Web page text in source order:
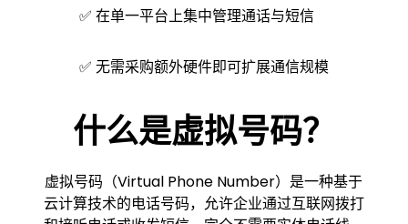
✅ 在单一平台上集中管理通话与短信
✅ 无需采购额外硬件即可扩展通信规模
什么是虚拟号码？
虚拟号码（Virtual Phone Number）是一种基于
云计算技术的电话号码，允许企业通过互联网拨打